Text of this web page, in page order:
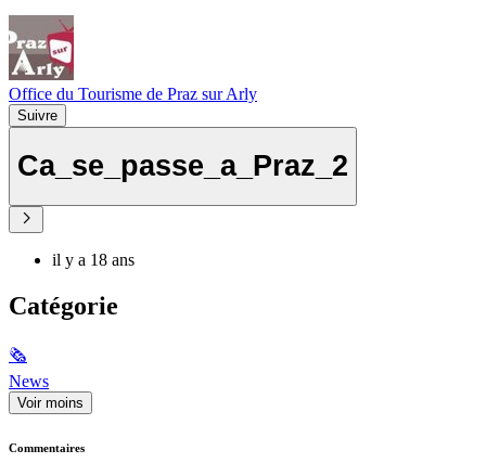
Office du Tourisme de Praz sur Arly
Suivre
Ca_se_passe_a_Praz_2
il y a 18 ans
Catégorie
🗞
News
Voir moins
Commentaires